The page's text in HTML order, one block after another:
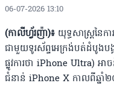
06-07-2026 13:10
(កាលីហ្វ័រញ៉ា)៖ យុទ្ធសាស្ត្រនៃក
ជាមួយទូរស័ព្ទអេក្រង់បត់ដំបូងប
ផ្លូវការថា iPhone Ultra) អ
ជំនាន់ iPhone X កាលពីឆ្នាំ២